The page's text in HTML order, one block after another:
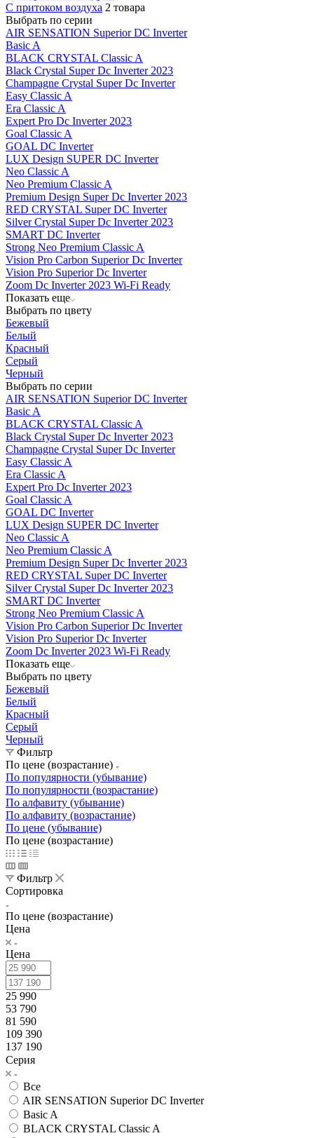
С притоком воздуха 2 товара
Выбрать по серии
AIR SENSATION Superior DC Inverter
Basic A
BLACK CRYSTAL Classic A
Black Crystal Super Dc Inverter 2023
Champagne Crystal Super Dc Inverter
Easy Classic A
Era Classic A
Expert Pro Dc Inverter 2023
Goal Classic A
GOAL DC Inverter
LUX Design SUPER DC Inverter
Neo Classic A
Neo Premium Classic A
Premium Design Super Dc Inverter 2023
RED CRYSTAL Super DC Inverter
Silver Crystal Super Dc Inverter 2023
SMART DC Inverter
Strong Neo Premium Classic A
Vision Pro Carbon Superior Dc Inverter
Vision Pro Superior Dc Inverter
Zoom Dc Inverter 2023 Wi-Fi Ready
Показать еще
Выбрать по цвету
Бежевый
Белый
Красный
Серый
Черный
Выбрать по серии
AIR SENSATION Superior DC Inverter
Basic A
BLACK CRYSTAL Classic A
Black Crystal Super Dc Inverter 2023
Champagne Crystal Super Dc Inverter
Easy Classic A
Era Classic A
Expert Pro Dc Inverter 2023
Goal Classic A
GOAL DC Inverter
LUX Design SUPER DC Inverter
Neo Classic A
Neo Premium Classic A
Premium Design Super Dc Inverter 2023
RED CRYSTAL Super DC Inverter
Silver Crystal Super Dc Inverter 2023
SMART DC Inverter
Strong Neo Premium Classic A
Vision Pro Carbon Superior Dc Inverter
Vision Pro Superior Dc Inverter
Zoom Dc Inverter 2023 Wi-Fi Ready
Показать еще
Выбрать по цвету
Бежевый
Белый
Красный
Серый
Черный
Фильтр
По цене (возрастание)
По популярности (убывание)
По популярности (возрастание)
По алфавиту (убывание)
По алфавиту (возрастание)
По цене (убывание)
По цене (возрастание)
Фильтр
Сортировка
По цене (возрастание)
Цена
Цена
25 990
53 790
81 590
109 390
137 190
Серия
Все
AIR SENSATION Superior DC Inverter
Basic A
BLACK CRYSTAL Classic A